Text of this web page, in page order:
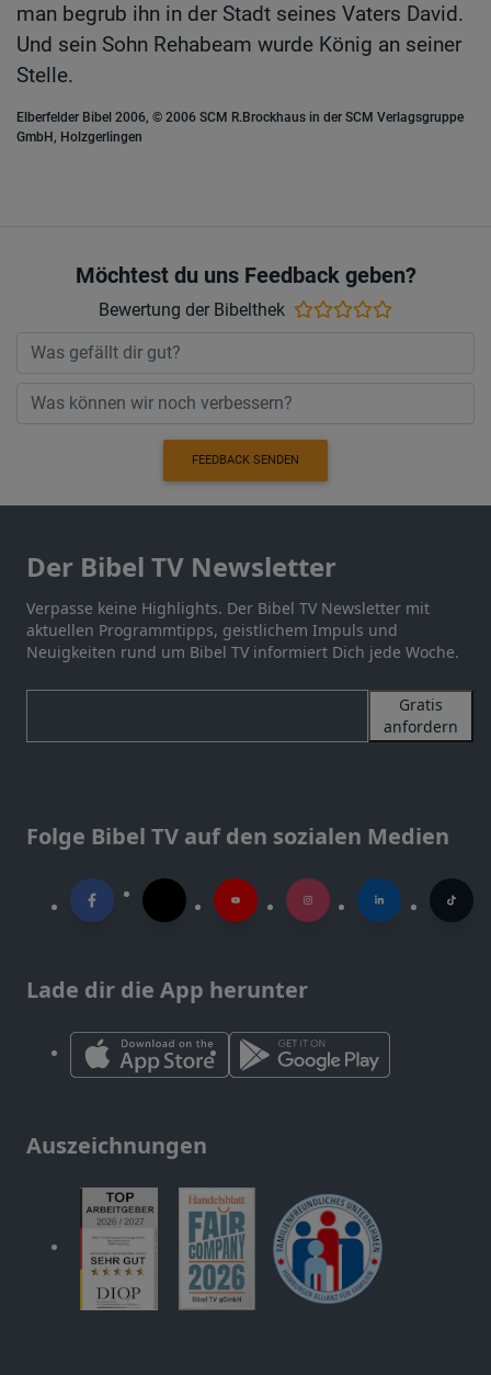
man begrub ihn in der Stadt seines Vaters David.
Und sein Sohn Rehabeam wurde König an seiner
Stelle.
Elberfelder Bibel 2006, © 2006 SCM R.Brockhaus in der SCM Verlagsgruppe
GmbH, Holzgerlingen
Möchtest du uns Feedback geben?
Bewertung der Bibelthek
FEEDBACK SENDEN
Der Bibel TV Newsletter
Verpasse keine Highlights. Der Bibel TV Newsletter mit
aktuellen Programmtipps, geistlichem Impuls und
Neuigkeiten rund um Bibel TV informiert Dich jede Woche.
Gratis
anfordern
Folge Bibel TV auf den sozialen Medien
Lade dir die App herunter
Auszeichnungen